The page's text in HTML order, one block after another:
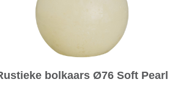
bolkaars Ø76 Soft Pearl